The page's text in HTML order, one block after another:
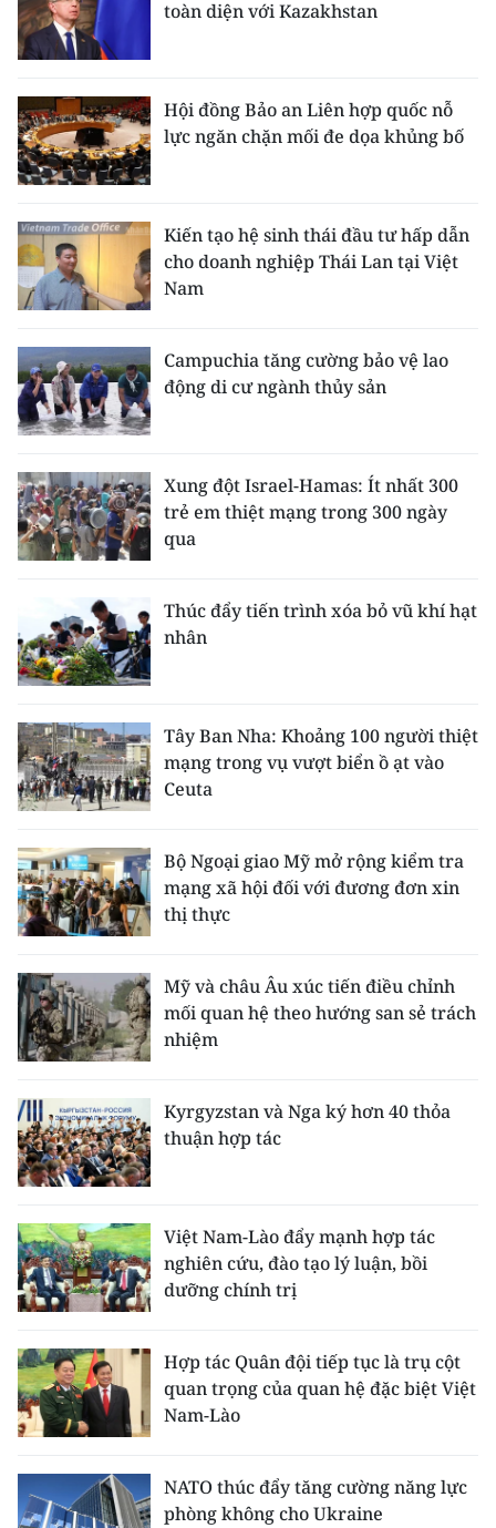
toàn diện với Kazakhstan
Hội đồng Bảo an Liên hợp quốc nỗ
lực ngăn chặn mối đe dọa khủng bố
Kiến tạo hệ sinh thái đầu tư hấp dẫn
cho doanh nghiệp Thái Lan tại Việt
Nam
Campuchia tăng cường bảo vệ lao
động di cư ngành thủy sản
Xung đột Israel-Hamas: Ít nhất 300
trẻ em thiệt mạng trong 300 ngày
qua
Thúc đẩy tiến trình xóa bỏ vũ khí hạt
nhân
Tây Ban Nha: Khoảng 100 người thiệt
mạng trong vụ vượt biển ồ ạt vào
Ceuta
Bộ Ngoại giao Mỹ mở rộng kiểm tra
mạng xã hội đối với đương đơn xin
thị thực
Mỹ và châu Âu xúc tiến điều chỉnh
mối quan hệ theo hướng san sẻ trách
nhiệm
Kyrgyzstan và Nga ký hơn 40 thỏa
thuận hợp tác
Việt Nam-Lào đẩy mạnh hợp tác
nghiên cứu, đào tạo lý luận, bồi
dưỡng chính trị
Hợp tác Quân đội tiếp tục là trụ cột
quan trọng của quan hệ đặc biệt Việt
Nam-Lào
NATO thúc đẩy tăng cường năng lực
phòng không cho Ukraine